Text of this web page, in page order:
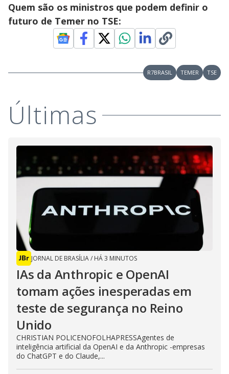
Quem são os ministros que podem definir o
futuro de Temer no TSE:
R7BRASIL TEMER TSE
Últimas
JORNAL DE BRASÍLIA/ HÁ 3 MINUTOS
IAs da Anthropic e OpenAI
tomam ações inesperadas em
teste de segurança no Reino
Unido
CHRISTIAN POLICENOFOLHAPRESSAgentes de
inteligência artificial da OpenAI e da Anthropic -empresas
do ChatGPT e do Claude,...